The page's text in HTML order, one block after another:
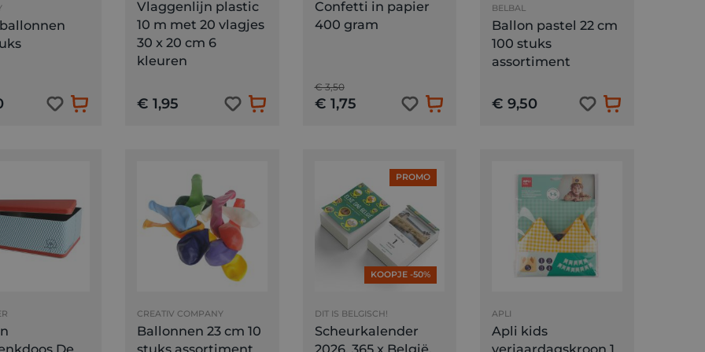
Vlaggenlijn plastic
10 m met 20 vlagjes
30 x 20 cm 6
kleuren
€ 1,95
Confetti in papier
400 gram
€ 3,50
€ 1,75
BELBAL
Ballon pastel 22 cm
100 stuks
assortiment
€ 9,50
De
CREATIV COMPANY
Ballonnen 23 cm 10
stuks assortiment
PROMO
KOOPJE -50%
DIT IS BELGISCH!
Scheurkalender
2026, 365 x België,
APLI
Apli kids
verjaardagskroon 1